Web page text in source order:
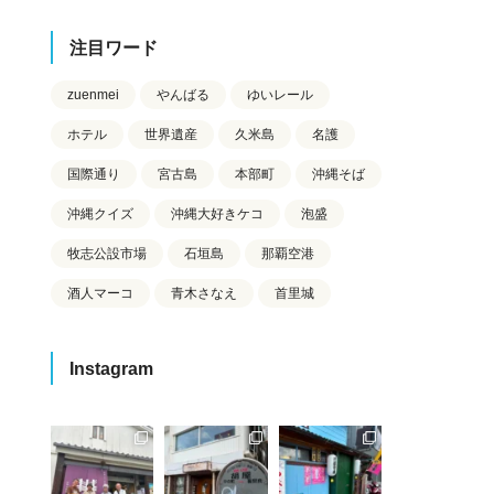
注目ワード
zuenmei やんばる ゆいレール
ホテル 世界遺産 久米島 名護
国際通り 宮古島 本部町 沖縄そば
沖縄クイズ 沖縄大好きケコ 泡盛
牧志公設市場 石垣島 那覇空港
酒人マーコ 青木さなえ 首里城
Instagram